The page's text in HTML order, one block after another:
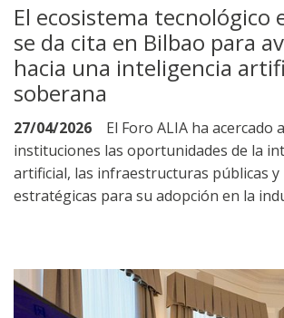
El ecosistema tecnológico
se da cita en Bilbao para
hacia una inteligencia
soberana
27/04/2026
El Foro ALIA ha acercado
instituciones las oportunidades de la
artificial, las infraestructuras públicas y
estratégicas para su adopción en la